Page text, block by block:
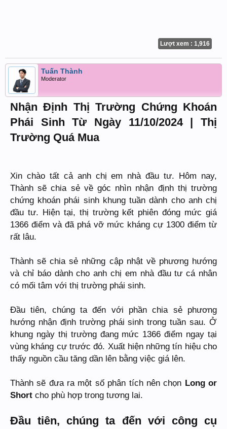
Lượt xem : 1,916
Tuấn Thành
Moderator
Nhận Định Thị Trường Chứng Khoán
Phái Sinh Từ Ngày 11/10/2024 | Thị
Trường Quá Mua
Xin chào tất cả anh chị em nhà đầu tư. Hôm nay,
Thành sẽ chia sẻ về góc nhìn nhận định thị trường
chứng khoán phái sinh khung tuần dành cho anh chị
đầu tư. Hiện tại, thị trường kết phiên đóng mức giá
1366 điểm và đã phá vỡ mức kháng cự 1300 điểm từ
rất lâu.
Thành sẽ chia sẻ những cập nhật về phương hướng
và chỉ báo dành cho anh chị em nhà đầu tư cá nhân
có mối tâm với thị trường phái sinh.
Đầu tiên, chúng ta đến với phần chia sẻ phương
hướng nhận định trường phái sinh trong tuần sau. Ở
khung ngày thị trường đang mức 1366 điểm ngay tại
vùng kháng cự trước đó. Xuất hiện những tín hiệu cho
thấy nguồn cầu tăng dần lên bằng việc giá lên.
Thành sẽ đưa ra một số phân tích nên chọn Long or
Short cho phù hợp trong tương lai.
Đầu tiên, chúng ta đến với công cụ